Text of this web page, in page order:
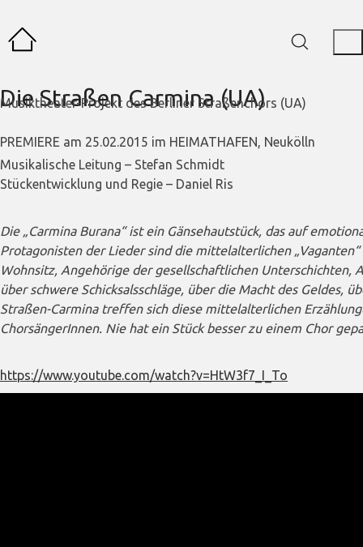
Die Straßen Carmina (UA)
Musiktheater-Projekt des Berliner Straßenchors (UA)
PREMIERE am 25.02.2015 im HEIMATHAFEN, Neukölln
Musikalische Leitung – Stefan Schmidt
Stückentwicklung und Regie – Daniel Ris
Die „Carmina Burana“ ist ein Gänsehautstück, das auf
Protagonisten der Lieder sind die mittelalterlichen
Wohnsitz, Angehörige der gesellschaftlichen Unterschichten,
über schwere Schicksalsschläge, über die Macht des Geldes,
Straßen-Carmina treffen sich diese mittelalterlichen
ChorsängerInnen. Nie hat ein Stück besser zu einem Chor
https://www.youtube.com/watch?v=HtW3f7_I_To